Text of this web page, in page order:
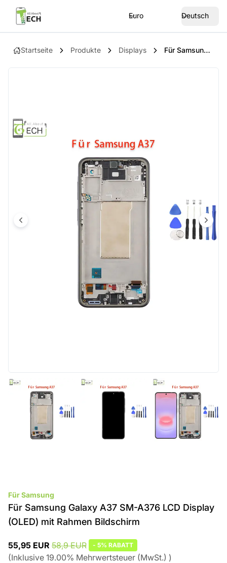
Euro Deutsch
Startseite Produkte Displays Für Samsung Galaxy A37 SM-A376 LCD Display (OLED) Mit Rahmen Bildschirm
Für Samsung
Für Samsung Galaxy A37 SM-A376 LCD Display
(OLED) mit Rahmen Bildschirm
55,95 EUR 58,9 EUR - 5% RABATT
(Inklusive 19.00% Mehrwertsteuer (MwSt.) )